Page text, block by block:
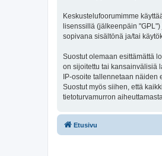
Keskustelufoorumimme
lisenssillä (jälkeenpäin
sopivana sisältönä ja/tai
Suostut olemaan esittämättä
on sijoitettu tai kansainvälisiä
IP-osoite tallennetaan
Suostut myös siihen, että
tietoturvamurron
Etusivu